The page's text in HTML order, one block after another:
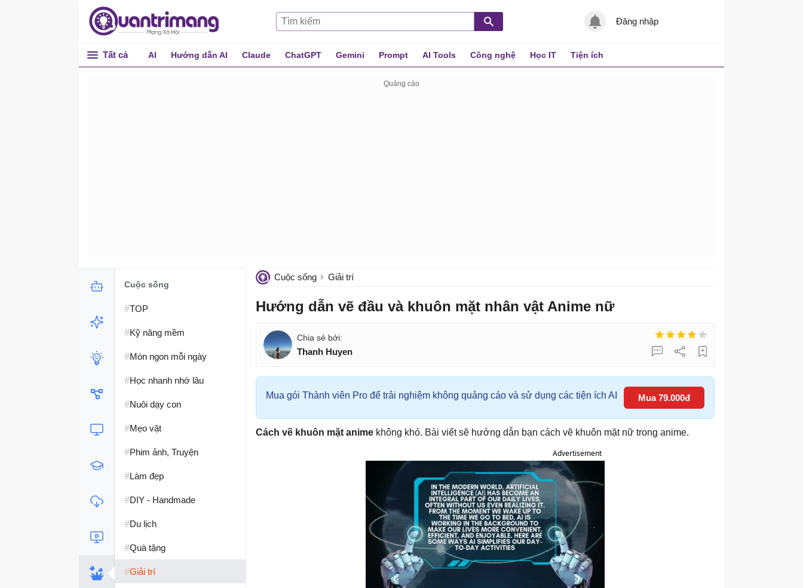
Đăng nhập
Tất cả AI Hướng dẫn AI Claude ChatGPT Gemini Prompt AI Tools Công nghệ Học IT Tiện ích
Cuộc sống Giải trí
Hướng dẫn vẽ đầu và khuôn mặt nhân vật Anime nữ
Thanh Huyen
Mua gói Thành viên Pro để trải nghiệm không quảng cáo và sử dụng các tiện ích AI Mua 79.000đ
Cách vẽ khuôn mặt anime không khó. Bài viết sẽ hướng dẫn bạn cách vẽ khuôn mặt nữ trong anime.
Advertisement
Cuộc sống
#TOP
#Kỹ năng mềm
#Món ngon mỗi ngày
#Học nhanh nhớ lâu
#Nuôi dạy con
#Mẹo vặt
#Phim ảnh, Truyện
#Làm đẹp
#DIY - Handmade
#Du lịch
#Quà tặng
#Giải trí